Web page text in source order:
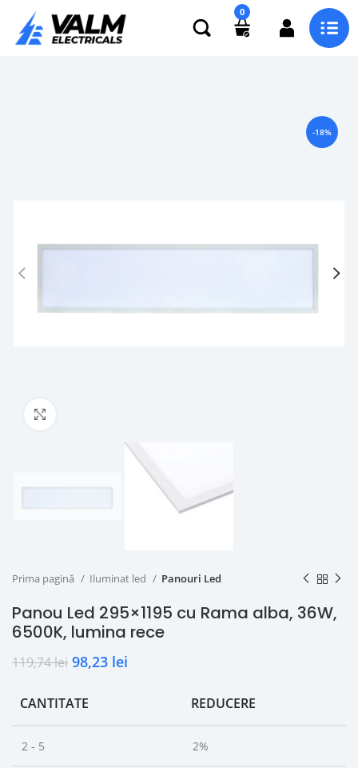
0
-18%
Prima pagină Iluminat led Panouri Led
Panou Led 295×1195 cu Rama alba, 36W,
6500K, lumina rece
119,74lei 98,23 lei
CANTITATE REDUCERE
2 - 5 2%